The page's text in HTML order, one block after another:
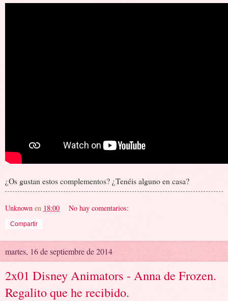
¿Os gustan estos complementos? ¿Tenéis alguno en casa?
Unknown en 18:00 No hay comentarios:
Compartir
martes, 16 de septiembre de 2014
2x01 Disney Animators - Anna de Frozen.
Regalito que he recibido.